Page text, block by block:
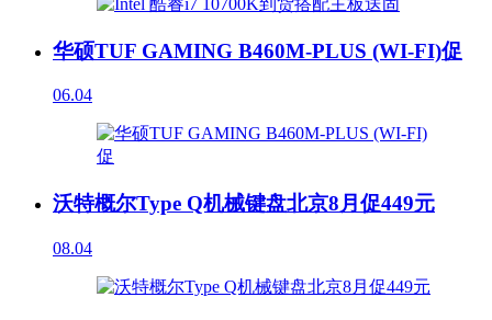
华硕TUF GAMING B460M-PLUS (WI-FI)促
06.04
沃特概尔Type Q机械键盘北京8月促449元
08.04